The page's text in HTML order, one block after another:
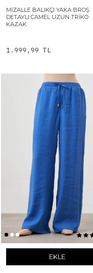
MIZALLE BALIKÇI YAKA BROŞ
DETAYLI CAMEL UZUN TRIKO
KAZAK
1.999,99 TL
EKLE